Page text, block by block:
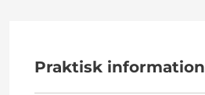
Praktisk information